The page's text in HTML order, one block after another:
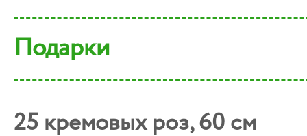
Подарки
25 кремовых роз, 60 см